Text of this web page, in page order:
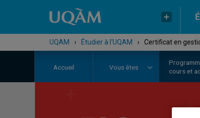
UQAM › Étudier à l'UQAM › Certificat en
Accueil Vous êtes
cours et